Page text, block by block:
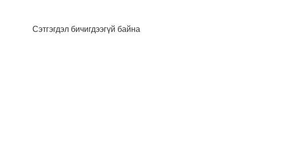
Сэтгэгдэл бичигдээгүй байна